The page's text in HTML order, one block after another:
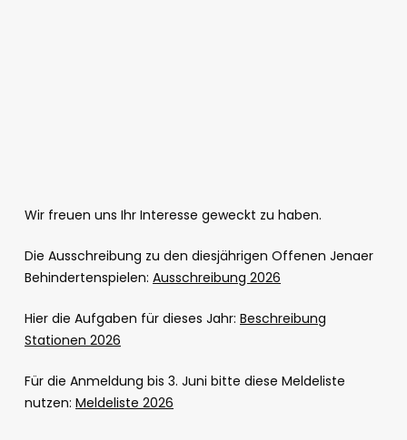
Wir freuen uns Ihr Interesse geweckt zu haben.
Die Ausschreibung zu den diesjährigen Offenen Jenaer
Behindertenspielen:Ausschreibung 2026
Hier die Aufgaben für dieses Jahr:Beschreibung
Stationen 2026
Für die Anmeldung bis 3. Juni bitte diese Meldeliste
nutzen:Meldeliste 2026